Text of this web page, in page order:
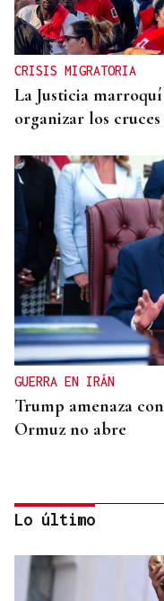
CRISIS MIGRATORIA
La Justicia
organizar los
GUERRA EN IRÁN
Trump amenaza
Ormuz no abre
Lo último